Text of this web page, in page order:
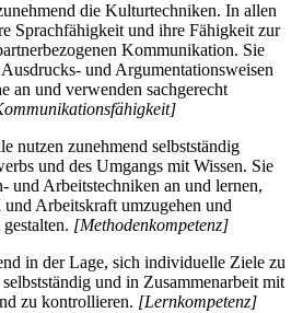
die Kulturtechniken. In allen
Sprachfähigkeit und ihre Fähigkeit zur
Kommunikation. Sie
und Argumentationsweisen
an und verwenden sachgerecht
nutzen zunehmend selbstständig
und des Umgangs mit Wissen. Sie
und Arbeitstechniken an und lernen,
Arbeitskraft umzugehen und
[Methodenkompetenz]
in der Lage, sich individuelle Ziele zu
und in Zusammenarbeit mit
zu kontrollieren. [Lernkompetenz]